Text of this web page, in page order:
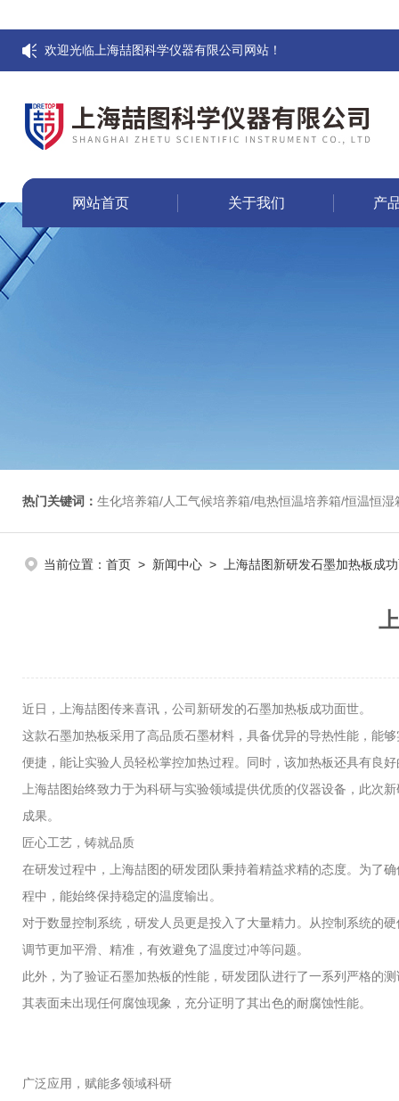
欢迎光临上海喆图科学仪器有限公司网站！
网站首页 关于我们 产
热门关键词： 生化培养箱/人工气候培养箱/电热恒温培养箱/恒温恒湿箱/光照培养箱/二氧化碳培养箱
当前位置： 首页 > 新闻中心 > 上海喆图新研发石墨加热板成
近日，上海喆图传来喜讯，公司新研发的石墨加热板成功面世。
这款石墨加热板采用了高品质石墨材料，具备优异的导热性能，能
便捷，能让实验人员轻松掌控加热过程。同时，该加热板还具有良
上海喆图始终致力于为科研与实验领域提供优质的仪器设备，此次
成果。
匠心工艺，铸就品质
在研发过程中，上海喆图的研发团队秉持着精益求精的态度。为了
程中，能始终保持稳定的温度输出。
对于数显控制系统，研发人员更是投入了大量精力。从控制系统的
调节更加平滑、精准，有效避免了温度过冲等问题。
此外，为了验证石墨加热板的性能，研发团队进行了一系列严格的
其表面未出现任何腐蚀现象，充分证明了其出色的耐腐蚀性能。
广泛应用，赋能多领域科研